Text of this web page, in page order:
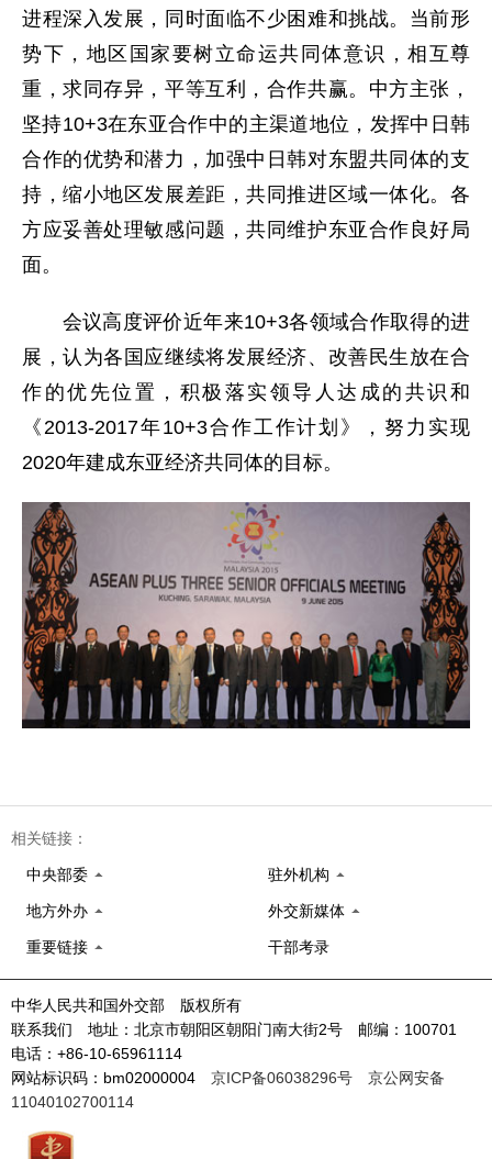
进程深入发展，同时面临不少困难和挑战。当前形
势下，地区国家要树立命运共同体意识，相互尊
重，求同存异，平等互利，合作共赢。中方主张，
坚持10+3在东亚合作中的主渠道地位，发挥中日韩
合作的优势和潜力，加强中日韩对东盟共同体的支
持，缩小地区发展差距，共同推进区域一体化。各
方应妥善处理敏感问题，共同维护东亚合作良好局
面。
会议高度评价近年来10+3各领域合作取得的进
展，认为各国应继续将发展经济、改善民生放在合
作的优先位置，积极落实领导人达成的共识和
《2013-2017年10+3合作工作计划》，努力实现
2020年建成东亚经济共同体的目标。
相关链接：
中央部委 驻外机构
地方外办 外交新媒体
重要链接 干部考录
中华人民共和国外交部 版权所有
联系我们 地址：北京市朝阳区朝阳门南大街2号 邮编：100701
电话：+86-10-65961114
网站标识码：bm02000004 京ICP备06038296号
京公网安备
11040102700114